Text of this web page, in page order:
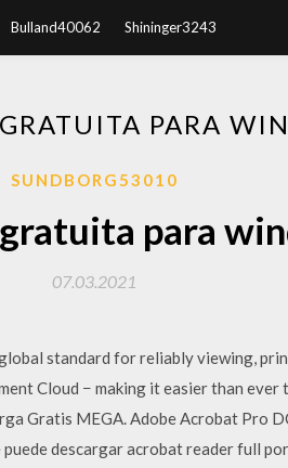
Bulland40062 Shininger3243
PARA
SUNDBORG53010
para
07.03.2021
standard for reliably viewing,
Cloud − making it easier than
Gratis MEGA. Adobe Acrobat Pro
descargar acrobat reader full